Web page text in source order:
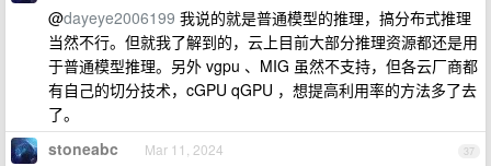
@dayeye2006199 我说的就是普通模型的推理，搞分布式推理
当然不行。但就我了解到的，云上目前大部分推理资源都还是用
于普通模型推理。另外 vgpu 、MIG 虽然不支持，但各云厂商都
有自己的切分技术，cGPU qGPU ，想提高利用率的方法多了去
了。
37
stoneabc Mar 11, 2024